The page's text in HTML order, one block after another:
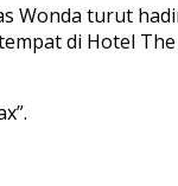
Wonda turut
di Hotel